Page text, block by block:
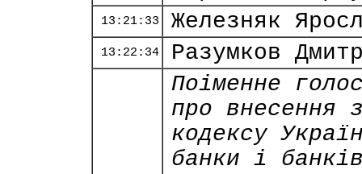
13:21:33 Железняк
13:22:34 Разумков
Поіменне
про внесення
кодексу
банки і